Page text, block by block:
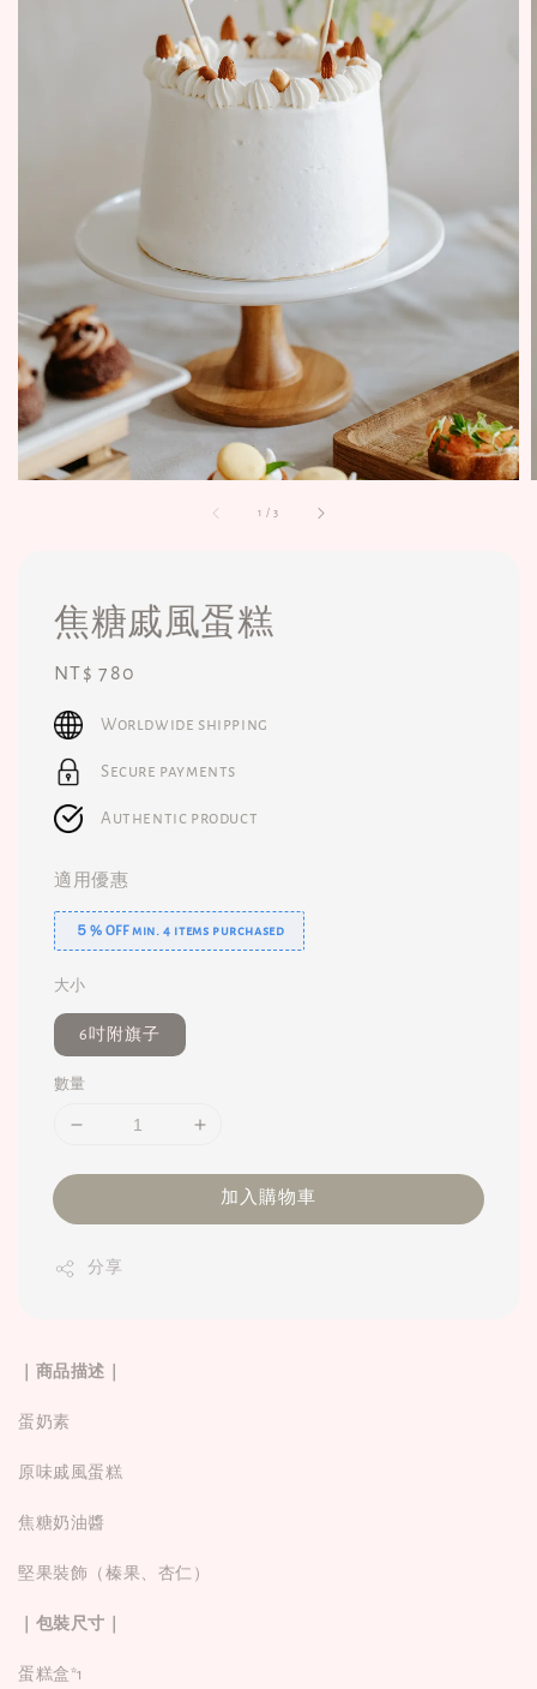
1 /3
焦糖戚風蛋糕
Regular
price
NT$ 780
Worldwide shipping
Secure payments
Authentic product
適用優惠
５% OFF min. 4 items purchased
大小
6吋附旗子
數量
加入購物車
分享
｜商品描述｜
蛋奶素
原味戚風蛋糕
焦糖奶油醬
堅果裝飾（榛果、杏仁）
｜包裝尺寸｜
蛋糕盒*1